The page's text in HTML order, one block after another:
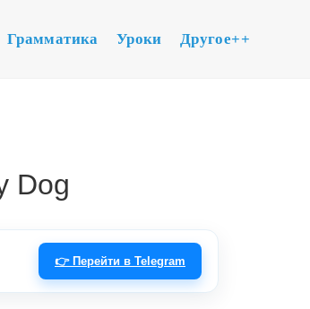
Грамматика Уроки Другое++
Dog
👉 Перейти в Telegram